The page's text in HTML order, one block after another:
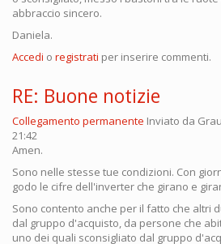
abbraccio sincero.
Daniela.
Accedi o registrati per inserire commenti.
RE: Buone notizie
Collegamento permanente Inviato da
21:42
Amen.
Sono nelle stesse tue condizioni. Con
godo le cifre dell'inverter che girano e
Sono contento anche per il fatto che altri
dal gruppo d'acquisto, da persone che
uno dei quali sconsigliato dal gruppo